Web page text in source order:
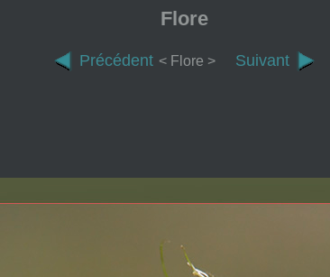
Flore
Précédent < Flore > Suivant